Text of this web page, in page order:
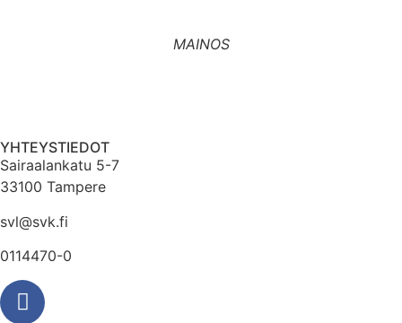
MAINOS
YHTEYSTIEDOT
Sairaalankatu 5-7
33100 Tampere
svl@svk.fi
0114470-0